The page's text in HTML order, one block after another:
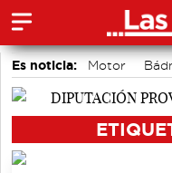
Es noticia: Motor
Actividades culturales en
accidentes laborales